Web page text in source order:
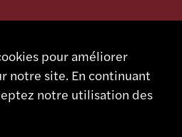
SA
pour améliorer
notre site. En continuant
notre utilisation des